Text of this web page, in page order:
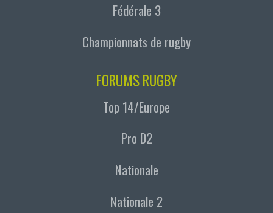
Fédérale 3
Championnats de rugby
FORUMS RUGBY
Top 14/Europe
Pro D2
Nationale
Nationale 2